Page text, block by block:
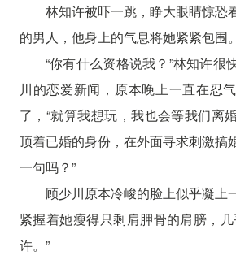
林知许被吓一跳，睁大眼睛惊恐
的男人，他身上的气息将她紧紧包围。
“你有什么资格说我？”林知许很
川的恋爱新闻，原本晚上一直在忍
了，“就算我想玩，我也会等我们离
顶着已婚的身份，在外面寻求刺激搞
一句吗？”
顾少川原本冷峻的脸上似乎凝上
紧握着她瘦得只剩肩胛骨的肩膀，
许。”